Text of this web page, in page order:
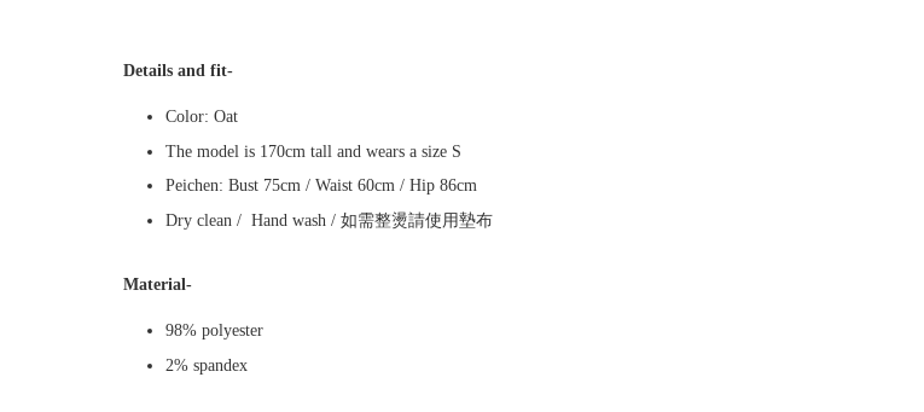
Details and fit-
Color: Oat
The model is 170cm tall and wears a size S
Peichen: Bust 75cm / Waist 60cm / Hip 86cm
Dry clean / Hand wash / 如需整燙請使用墊布
Material-
98% polyester
2% spandex